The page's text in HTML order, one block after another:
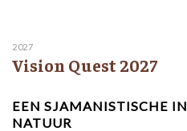
2027
Vision Quest 2027
EEN SJAMANISTISCHE
NATUUR